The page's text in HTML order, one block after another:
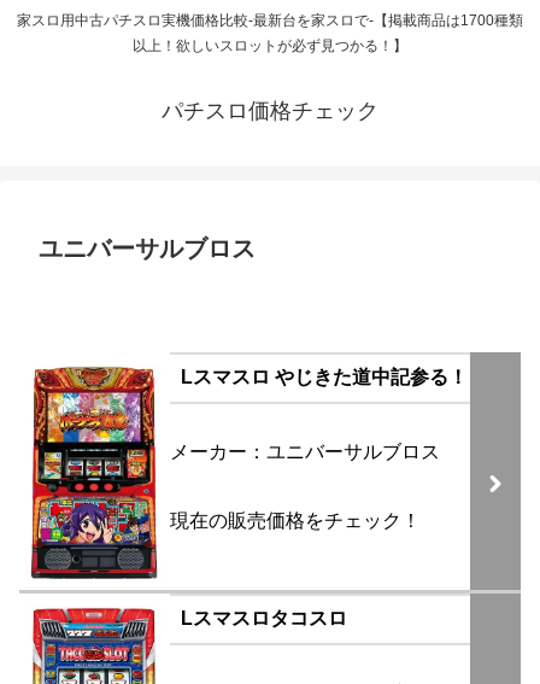
家スロ用中古パチスロ実機価格比較-最新台を家スロで-【掲載商品は1700種類
以上！欲しいスロットが必ず見つかる！】
パチスロ価格チェック
ユニバーサルブロス
Lスマスロ やじきた道中記参る！
メーカー：ユニバーサルブロス
現在の販売価格をチェック！
Lスマスロタコスロ